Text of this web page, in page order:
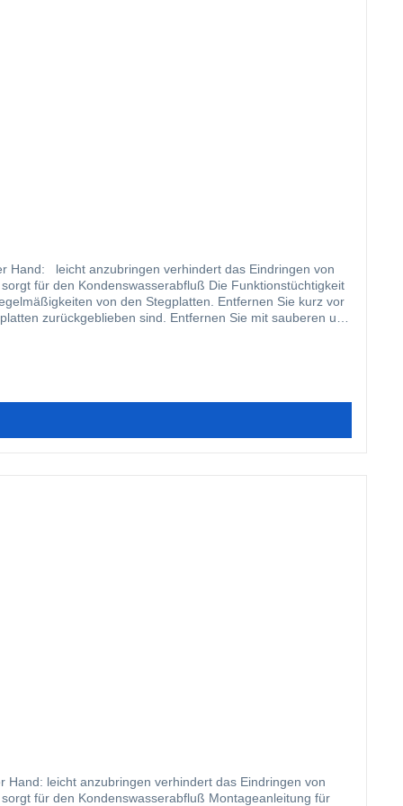
von
Die Funktionstüchtigkeit
zurückgeblieben sind. Entfernen Sie mit sauberen und
dass das Band nach dem Anbringen und während des
Stegplatten so abdichten, dass das Band vor direkter
Montageanleitung für